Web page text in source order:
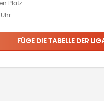
Platz.
Uhr
FÜGE DIE TABELLE DER